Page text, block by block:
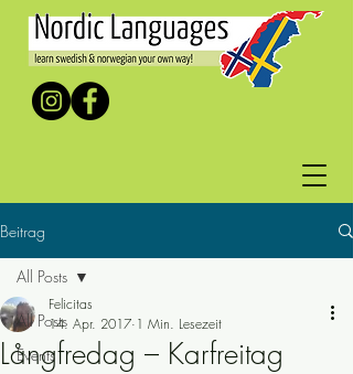
Beitrag
All Posts
Events
All Posts
Långfredag – Karfreitag
Felicitas
14. Apr. 2017 1 Min. Lesezeit